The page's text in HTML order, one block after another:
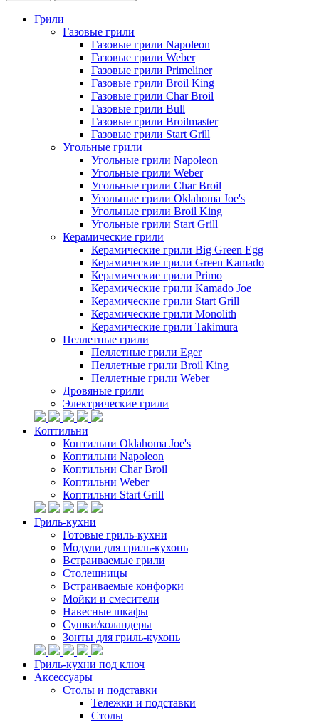
Грили
Газовые грили
Газовые грили Napoleon
Газовые грили Weber
Газовые грили Primeliner
Газовые грили Broil King
Газовые грили Char Broil
Газовые грили Bull
Газовые грили Broilmaster
Газовые грили Start Grill
Угольные грили
Угольные грили Napoleon
Угольные грили Weber
Угольные грили Char Broil
Угольные грили Oklahoma Joe's
Угольные грили Broil King
Угольные грили Start Grill
Керамические грили
Керамические грили Big Green Egg
Керамические грили Green Kamado
Керамические грили Primo
Керамические грили Kamado Joe
Керамические грили Start Grill
Керамические грили Monolith
Керамические грили Takimura
Пеллетные грили
Пеллетные грили Eger
Пеллетные грили Broil King
Пеллетные грили Weber
Дровяные грили
Электрические грили
Коптильни
Коптильни Oklahoma Joe's
Коптильни Napoleon
Коптильни Char Broil
Коптильни Weber
Коптильни Start Grill
Гриль-кухни
Готовые гриль-кухни
Модули для гриль-кухонь
Встраиваемые грили
Столешницы
Встраиваемые конфорки
Мойки и смесители
Навесные шкафы
Сушки/коландеры
Зонты для гриль-кухонь
Гриль-кухни под ключ
Аксессуары
Столы и подставки
Тележки и подставки
Столы